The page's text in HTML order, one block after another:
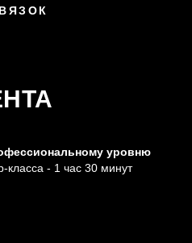
уровню
класса - 1 час 30 минут